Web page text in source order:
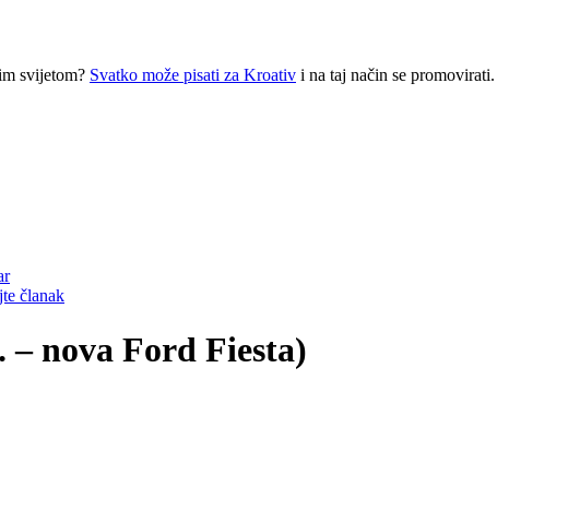
svijetom? Svatko može pisati za Kroativ i na taj način se promovirati.
– nova Ford Fiesta)